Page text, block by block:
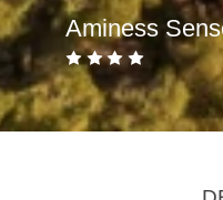
Aminess